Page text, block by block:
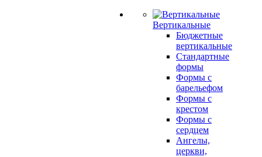
Вертикальные
Бюджетные
вертикальные
Стандартные
формы
Формы с
барельефом
Формы с
крестом
Формы с
сердцем
Ангелы,
церкви,